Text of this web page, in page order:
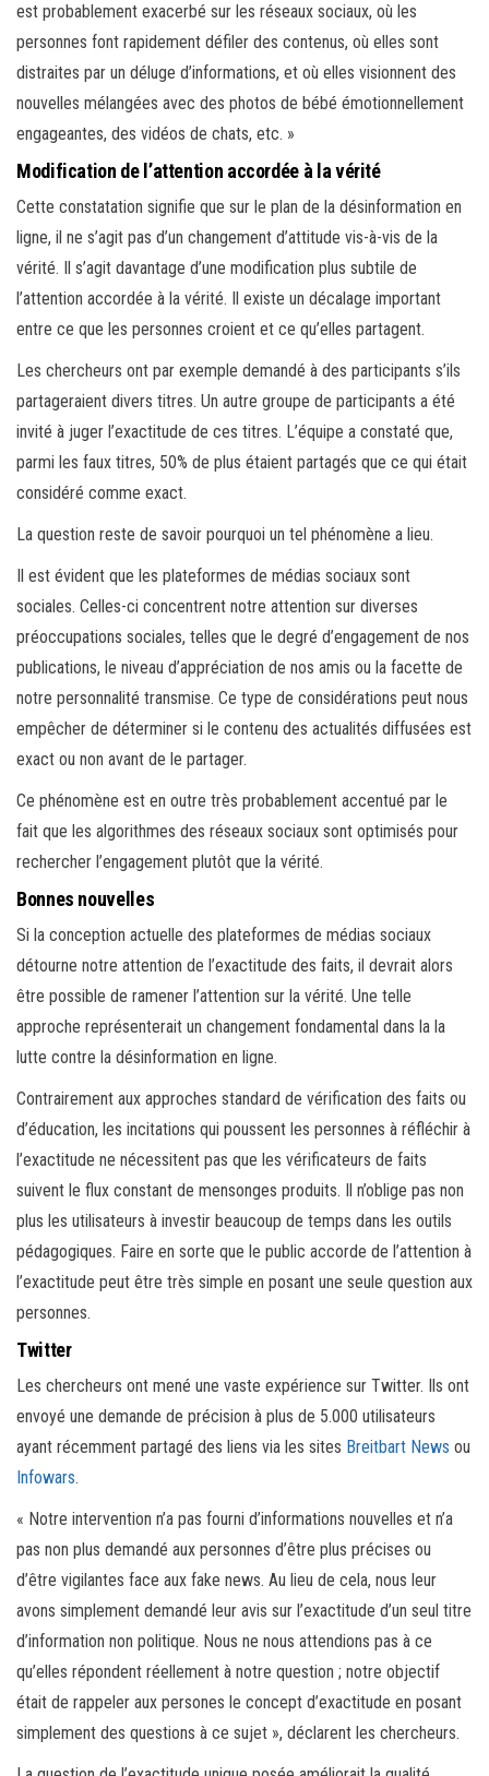
est probablement exacerbé sur les réseaux sociaux, où les
personnes font rapidement défiler des contenus, où elles sont
distraites par un déluge d’informations, et où elles visionnent des
nouvelles mélangées avec des photos de bébé émotionnellement
engageantes, des vidéos de chats, etc. »
Modification de l’attention accordée à la vérité
Cette constatation signifie que sur le plan de la désinformation en
ligne, il ne s’agit pas d’un changement d’attitude vis-à-vis de la
vérité. Il s’agit davantage d’une modification plus subtile de
l’attention accordée à la vérité. Il existe un décalage important
entre ce que les personnes croient et ce qu’elles partagent.
Les chercheurs ont par exemple demandé à des participants s’ils
partageraient divers titres. Un autre groupe de participants a été
invité à juger l’exactitude de ces titres. L’équipe a constaté que,
parmi les faux titres, 50% de plus étaient partagés que ce qui était
considéré comme exact.
La question reste de savoir pourquoi un tel phénomène a lieu.
Il est évident que les plateformes de médias sociaux sont
sociales. Celles-ci concentrent notre attention sur diverses
préoccupations sociales, telles que le degré d’engagement de nos
publications, le niveau d’appréciation de nos amis ou la facette de
notre personnalité transmise. Ce type de considérations peut nous
empêcher de déterminer si le contenu des actualités diffusées est
exact ou non avant de le partager.
Ce phénomène est en outre très probablement accentué par le
fait que les algorithmes des réseaux sociaux sont optimisés pour
rechercher l’engagement plutôt que la vérité.
Bonnes nouvelles
Si la conception actuelle des plateformes de médias sociaux
détourne notre attention de l’exactitude des faits, il devrait alors
être possible de ramener l’attention sur la vérité. Une telle
approche représenterait un changement fondamental dans la la
lutte contre la désinformation en ligne.
Contrairement aux approches standard de vérification des faits ou
d’éducation, les incitations qui poussent les personnes à réfléchir à
l’exactitude ne nécessitent pas que les vérificateurs de faits
suivent le flux constant de mensonges produits. Il n’oblige pas non
plus les utilisateurs à investir beaucoup de temps dans les outils
pédagogiques. Faire en sorte que le public accorde de l’attention à
l’exactitude peut être très simple en posant une seule question aux
personnes.
Twitter
Les chercheurs ont mené une vaste expérience sur Twitter. Ils ont
envoyé une demande de précision à plus de 5.000 utilisateurs
ayant récemment partagé des liens via les sites Breitbart News ou
Infowars.
« Notre intervention n’a pas fourni d’informations nouvelles et n’a
pas non plus demandé aux personnes d’être plus précises ou
d’être vigilantes face aux fake news. Au lieu de cela, nous leur
avons simplement demandé leur avis sur l’exactitude d’un seul titre
d’information non politique. Nous ne nous attendions pas à ce
qu’elles répondent réellement à notre question ; notre objectif
était de rappeler aux persones le concept d’exactitude en posant
simplement des questions à ce sujet », déclarent les chercheurs.